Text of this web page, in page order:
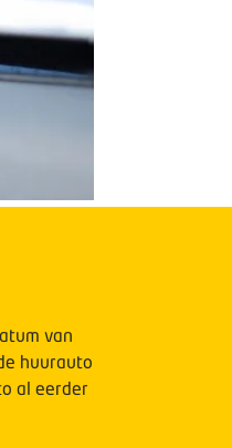
van
huurauto
al eerder